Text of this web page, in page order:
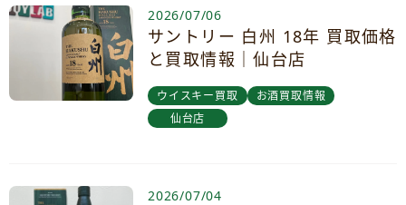
2026/07/06
サントリー 白州 18年 買取価格
と買取情報｜仙台店
ウイスキー買取
お酒買取情報
仙台店
2026/07/04